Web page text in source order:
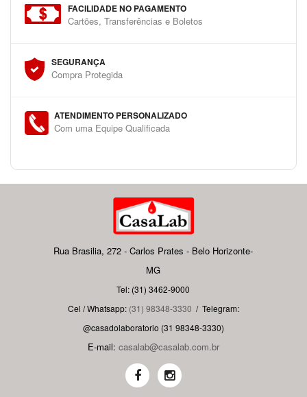
FACILIDADE NO PAGAMENTO
Cartões, Transferências e Boletos
SEGURANÇA
Compra Protegida
ATENDIMENTO PERSONALIZADO
Com uma Equipe Qualificada
Rua Brasilia, 272 - Carlos Prates - Belo Horizonte-
MG
Tel: (31) 3462-9000
Cel / Whatsapp: (31) 98348-3330 / Telegram:
@casadolaboratorio (31 98348-3330)
E-mail: casalab@casalab.com.br